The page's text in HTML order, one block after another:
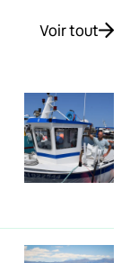
Voir tout